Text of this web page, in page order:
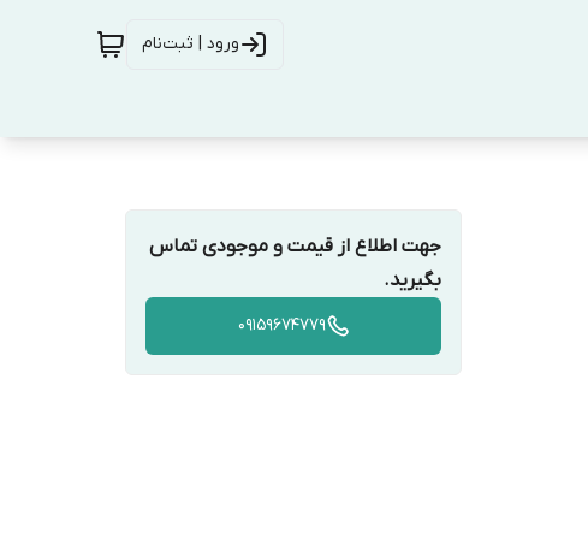
ورود | ثبت‌نام
جهت اطلاع از قیمت و موجودی تماس
بگیرید.
09159674779